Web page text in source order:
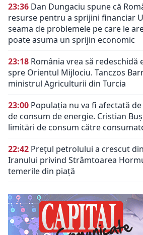
23:36 Dan Dungaciu spune că
resurse pentru a sprijini financiar
seama de problemele pe care le
poate asuma un sprijin economic
23:18 România vrea să
spre Orientul Mijlociu. Tanczos
ministrul Agriculturii din Turcia
23:00 Populația nu va fi afectată
de consum de energie. Cristian
limitări de consum către
22:42 Prețul petrolului a crescut
Iranului privind Strâmtoarea
temerile din piață